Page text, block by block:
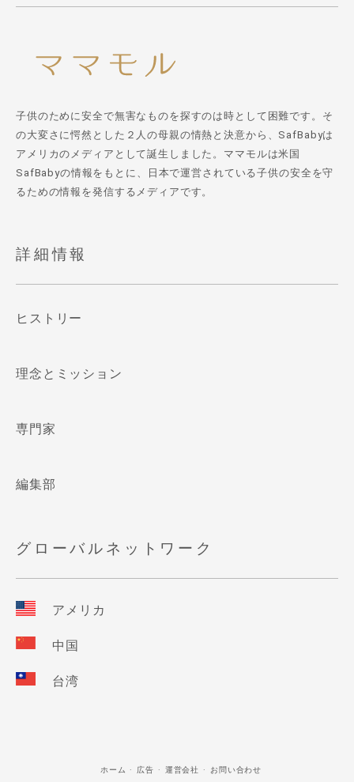
子供のために安全で無害なものを探すのは時として困難です。そ
の大変さに愕然とした２人の母親の情熱と決意から、SafBabyは
アメリカのメディアとして誕生しました。ママモルは米国
SafBabyの情報をもとに、日本で運営されている子供の安全を守
るための情報を発信するメディアです。
詳細情報
ヒストリー
理念とミッション
専門家
編集部
グローバルネットワーク
アメリカ
中国
台湾
ホーム 広告 運営会社 お問い合わせ